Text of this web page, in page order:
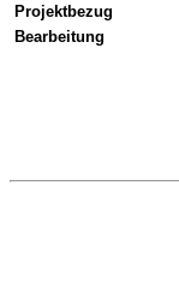
Projektbezug
Bearbeitung